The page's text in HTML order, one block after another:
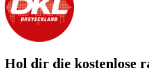
Hol dir die kostenlose